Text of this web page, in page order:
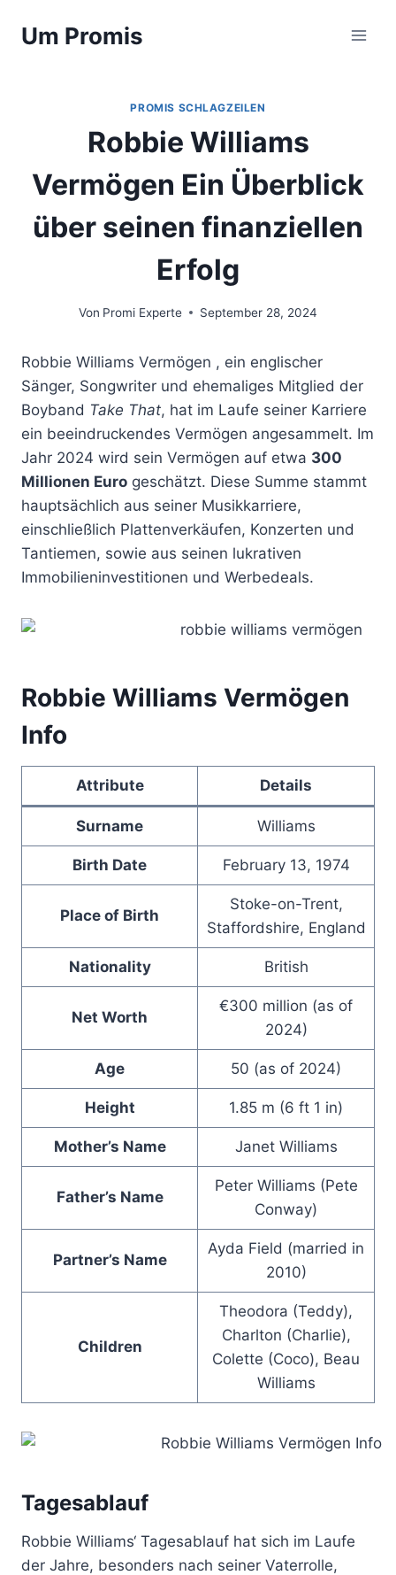
InhaltUm Promis
PROMIS SCHLAGZEILEN
Robbie Williams
Vermögen Ein Überblick
über seinen finanziellen
Erfolg
Von Promi Experte September 28, 2024
Robbie Williams Vermögen , ein englischer
Sänger, Songwriter und ehemaliges Mitglied der
Boyband Take That, hat im Laufe seiner Karriere
ein beeindruckendes Vermögen angesammelt. Im
Jahr 2024 wird sein Vermögen auf etwa 300
Millionen Euro geschätzt. Diese Summe stammt
hauptsächlich aus seiner Musikkarriere,
einschließlich Plattenverkäufen, Konzerten und
Tantiemen, sowie aus seinen lukrativen
Immobilieninvestitionen und Werbedeals.
Robbie Williams Vermögen
Info
Attribute Details
Surname Williams
Birth Date February 13, 1974
Place of Birth
Stoke-on-Trent,
Staffordshire, England
Nationality British
Net Worth
€300 million (as of
2024)
Age 50 (as of 2024)
Height 1.85 m (6 ft 1 in)
Mother’s Name Janet Williams
Father’s Name
Peter Williams (Pete
Conway)
Partner’s Name
Ayda Field (married in
2010)
Children
Theodora (Teddy),
Charlton (Charlie),
Colette (Coco), Beau
Williams
Tagesablauf
Robbie Williams‘ Tagesablauf hat sich im Laufe
der Jahre, besonders nach seiner Vaterrolle,